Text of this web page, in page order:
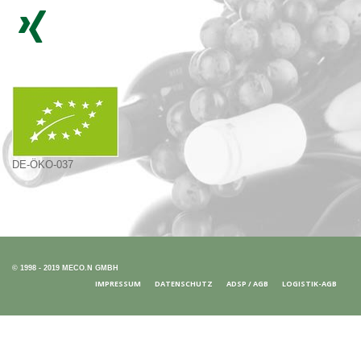
DE-ÖKO-037
© 1998 - 2019 MECO.N GMBH
IMPRESSUM DATENSCHUTZ ADSP / AGB LOGISTIK-AGB